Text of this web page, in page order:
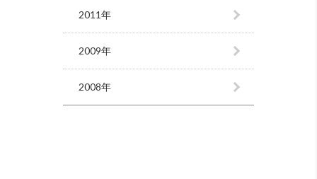
2011年
2009年
2008年